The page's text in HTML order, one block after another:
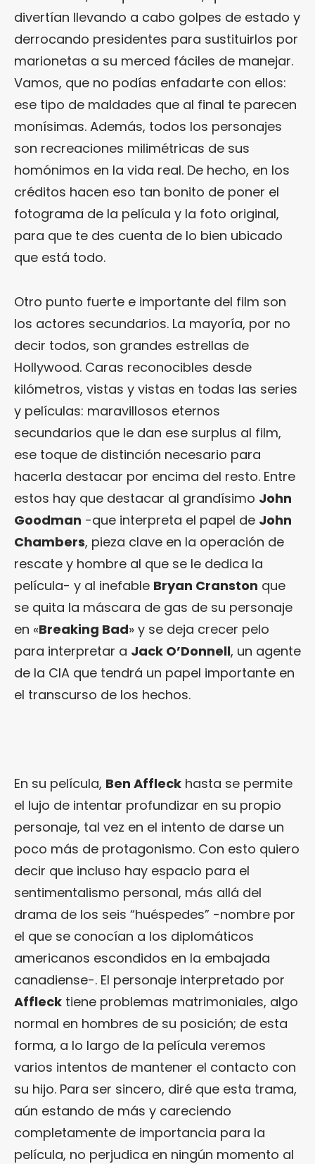
divertían llevando a cabo golpes de estado y
derrocando presidentes para sustituirlos por
marionetas a su merced fáciles de manejar.
Vamos, que no podías enfadarte con ellos:
ese tipo de maldades que al final te parecen
monísimas. Además, todos los personajes
son recreaciones milimétricas de sus
homónimos en la vida real. De hecho, en los
créditos hacen eso tan bonito de poner el
fotograma de la película y la foto original,
para que te des cuenta de lo bien ubicado
que está todo.
Otro punto fuerte e importante del film son
los actores secundarios. La mayoría, por no
decir todos, son grandes estrellas de
Hollywood. Caras reconocibles desde
kilómetros, vistas y vistas en todas las series
y películas: maravillosos eternos
secundarios que le dan ese surplus al film,
ese toque de distinción necesario para
hacerla destacar por encima del resto. Entre
estos hay que destacar al grandísimo John
Goodman -que interpreta el papel de John
Chambers, pieza clave en la operación de
rescate y hombre al que se le dedica la
película- y al inefable Bryan Cranston que
se quita la máscara de gas de su personaje
en «Breaking Bad» y se deja crecer pelo
para interpretar a Jack O’Donnell, un agente
de la CIA que tendrá un papel importante en
el transcurso de los hechos.
En su película, Ben Affleck hasta se permite
el lujo de intentar profundizar en su propio
personaje, tal vez en el intento de darse un
poco más de protagonismo. Con esto quiero
decir que incluso hay espacio para el
sentimentalismo personal, más allá del
drama de los seis “huéspedes” -nombre por
el que se conocían a los diplomáticos
americanos escondidos en la embajada
canadiense-. El personaje interpretado por
Affleck tiene problemas matrimoniales, algo
normal en hombres de su posición; de esta
forma, a lo largo de la película veremos
varios intentos de mantener el contacto con
su hijo. Para ser sincero, diré que esta trama,
aún estando de más y careciendo
completamente de importancia para la
película, no perjudica en ningún momento al